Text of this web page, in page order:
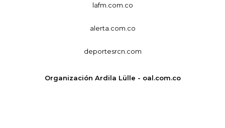
lafm.com.co
alerta.com.co
deportesrcn.com
Organización Ardila Lülle - oal.com.co